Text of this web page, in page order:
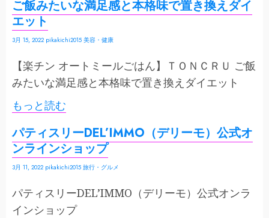
ご飯みたいな満足感と本格味で置き換えダイ
エット
3月 15, 2022 pikakichi2015 美容・健康
【楽チン オートミールごはん】ＴＯＮＣＲＵ ご飯
みたいな満足感と本格味で置き換えダイエット
もっと読む
パティスリーDEL’IMMO（デリーモ）公式オ
ンラインショップ
3月 11, 2022 pikakichi2015 旅行・グルメ
パティスリーDEL’IMMO（デリーモ）公式オンラ
インショップ